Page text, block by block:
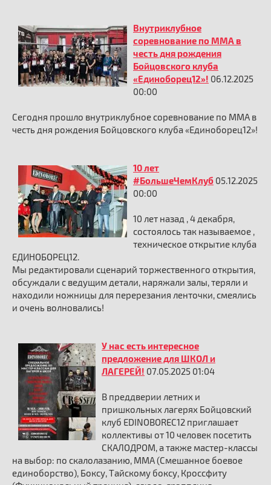
Внутриклубное
соревнование по ММА в
честь дня рождения
Бойцовского клуба
«Единоборец12»! 06.12.2025
00:00
Сегодня прошло внутриклубное соревнование по ММА в
честь дня рождения Бойцовского клуба «Единоборец12»!
10 лет
#БольшеЧемКлуб 05.12.2025
00:00
10 лет назад , 4 декабря,
состоялось так называемое ,
техническое открытие клуба
ЕДИНОБОРЕЦ12.
Мы редактировали сценарий торжественного открытия,
обсуждали с ведущим детали, наряжали залы, теряли и
находили ножницы для перерезания ленточки, смеялись
и очень волновались!
У нас есть интересное
предложение для ШКОЛ и
ЛАГЕРЕЙ! 07.05.2025 01:04
В преддверии летних и
пришкольных лагерях Бойцовский
клуб EDINOBOREC12 приглашает
коллективы от 10 человек посетить
СКАЛОДРОМ, а также мастер-классы
на выбор: по скалолазанию, ММА (Смешанное боевое
единоборство), Боксу, Тайскому боксу, Кроссфиту